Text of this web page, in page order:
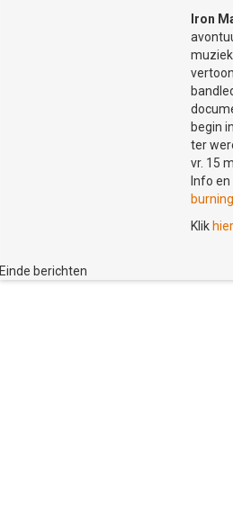
Uitgeverij Intertaal biedt 10% korting
-Zoek het boek op ISBN nummer
-Geef bij de bestelling de
De Volksuniversiteit geeft bij al haar
opzichte van het Europees
om zich een oordeel te vormen over
welke cursus het beste past bij jouw
cursus vermeld aan welk niveau de
aanduidingen:
Iron
begin
ter
vr. 15
Info
Klik hier
Einde berichten